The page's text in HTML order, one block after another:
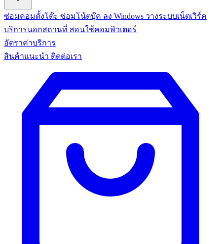
ซ่อมคอมตั้งโต๊ะ ซ่อมโน้ตบุ๊ค ลง Windows วางระบบเน็ตเวิร์ค
บริการนอกสถานที่ สอนใช้คอมพิวเตอร์
อัตราค่าบริการ
สินค้าแนะนำ ติดต่อเรา